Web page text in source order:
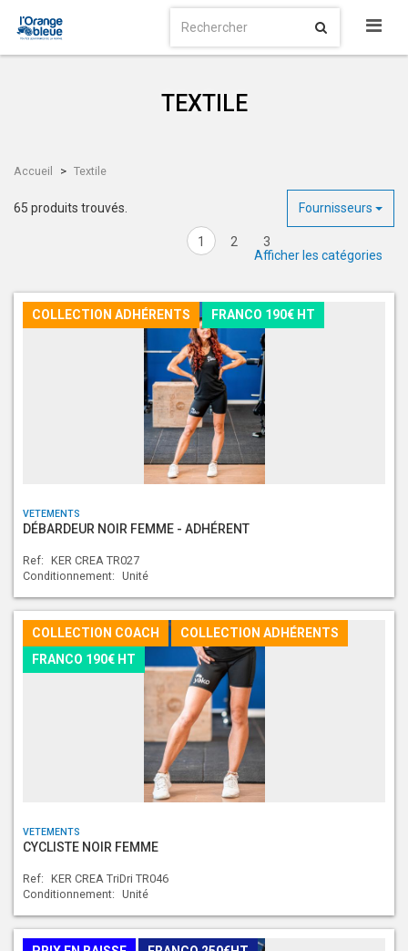
TEXTILE
Accueil Textile
Fournisseurs
65 produits trouvés.
1 2
3
Afficher les catégories
COLLECTION ADHÉRENTS FRANCO 190€ HT
VETEMENTS
DÉBARDEUR NOIR FEMME - ADHÉRENT
Ref: KER CREA TR027
Conditionnement: Unité
COLLECTION COACH
COLLECTION ADHÉRENTS
FRANCO 190€ HT
VETEMENTS
CYCLISTE NOIR FEMME
Ref: KER CREA TriDri TR046
Conditionnement: Unité